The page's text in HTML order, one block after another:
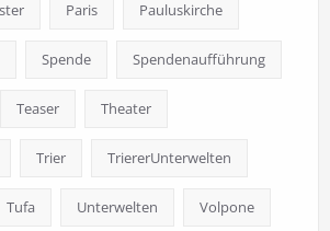
Paris Pauluskirche
Spende Spendenaufführung
Teaser Theater
Trier TriererUnterwelten
Tufa Unterwelten Volpone